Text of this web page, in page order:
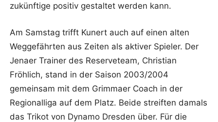
zukünftige positiv gestaltet werden kann.
Am Samstag trifft Kunert auch auf einen alten
Weggefährten aus Zeiten als aktiver Spieler. Der
Jenaer Trainer des Reserveteam, Christian
Fröhlich, stand in der Saison 2003/2004
gemeinsam mit dem Grimmaer Coach in der
Regionalliga auf dem Platz. Beide streiften damals
das Trikot von Dynamo Dresden über. Für die